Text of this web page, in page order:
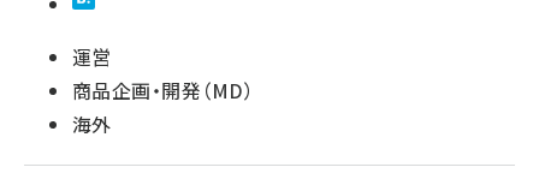
運営
商品企画・開発（MD）
海外